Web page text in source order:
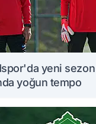
yeni
yoğun tempo